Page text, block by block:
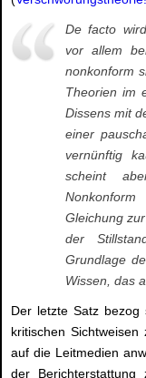
De facto
vor allem
nonkonform
Theorien im
Dissens mit
einer
vernünftig
scheint
Gleichung
der
Grundlage
Wissen, das
Der letzte Satz
kritischen
auf die Leitmedien
der Berichterstattung